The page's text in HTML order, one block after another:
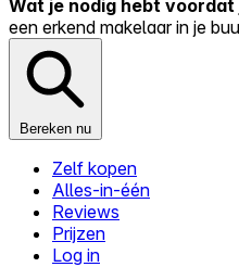
Wat je nodig hebt voordat
een erkend makelaar in je
Bereken nu
Zelf kopen
Alles-in-één
Reviews
Prijzen
Log in